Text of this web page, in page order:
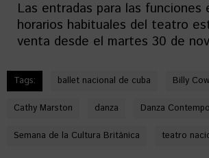
Las entradas para las funciones
horarios habituales del teatro
venta desde el martes 30 de
Tags: ballet nacional de cuba Billy
Cathy Marston danza Danza
Semana de la Cultura Británica teatro